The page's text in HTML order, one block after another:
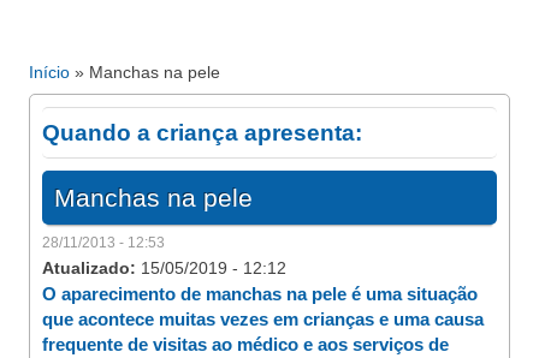
Está aqui
Início » Manchas na pele
Quando a criança apresenta:
Manchas na pele
28/11/2013 - 12:53
Atualizado: 15/05/2019 - 12:12
O aparecimento de manchas na pele é uma situação
que acontece muitas vezes em crianças e uma causa
frequente de visitas ao médico e aos serviços de